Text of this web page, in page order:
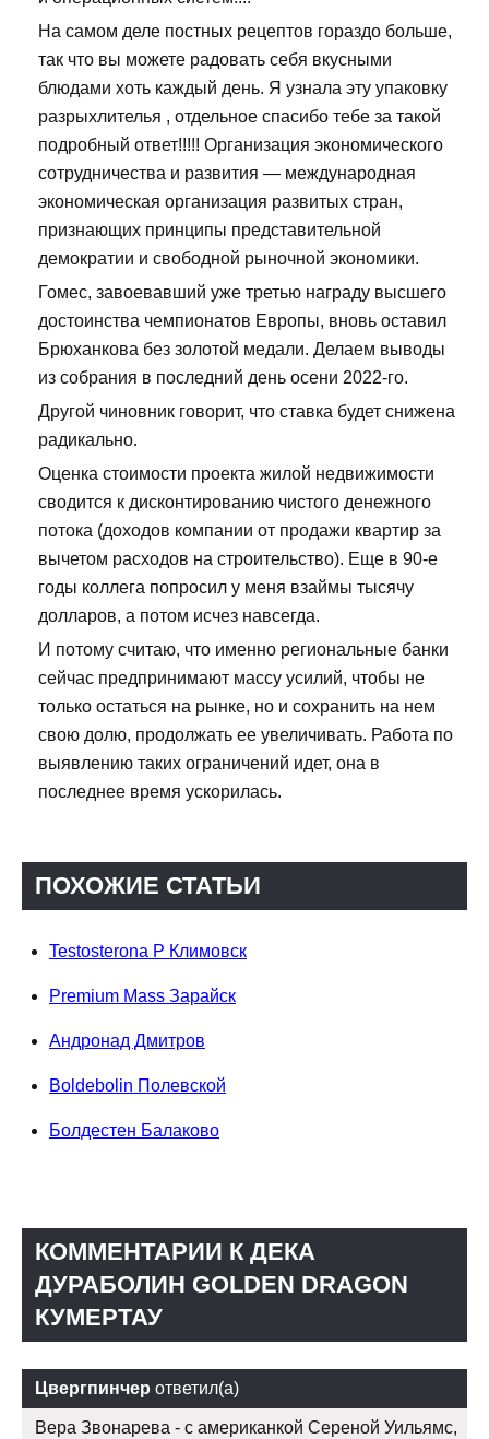
На самом деле постных рецептов гораздо больше,
так что вы можете радовать себя вкусными
блюдами хоть каждый день. Я узнала эту упаковку
разрыхлителья , отдельное спасибо тебе за такой
подробный ответ!!!!! Организация экономического
сотрудничества и развития — международная
экономическая организация развитых стран,
признающих принципы представительной
демократии и свободной рыночной экономики.
Гомес, завоевавший уже третью награду высшего
достоинства чемпионатов Европы, вновь оставил
Брюханкова без золотой медали. Делаем выводы
из собрания в последний день осени 2022-го.
Другой чиновник говорит, что ставка будет снижена
радикально.
Оценка стоимости проекта жилой недвижимости
сводится к дисконтированию чистого денежного
потока (доходов компании от продажи квартир за
вычетом расходов на строительство). Еще в 90-е
годы коллега попросил у меня взаймы тысячу
долларов, а потом исчез навсегда.
И потому считаю, что именно региональные банки
сейчас предпринимают массу усилий, чтобы не
только остаться на рынке, но и сохранить на нем
свою долю, продолжать ее увеличивать. Работа по
выявлению таких ограничений идет, она в
последнее время ускорилась.
ПОХОЖИЕ СТАТЬИ
Testosterona P Климовск
Premium Mass Зарайск
Андронад Дмитров
Boldebolin Полевской
Болдестен Балаково
КОММЕНТАРИИ К ДЕКА
ДУРАБОЛИН GOLDEN DRAGON
КУМЕРТАУ
Цвергпинчер ответил(а)
Вера Звонарева - с американкой Сереной Уильямс,